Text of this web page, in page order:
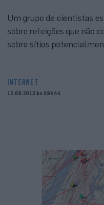
Um grupo de cientistas
sobre refeições que não
sobre sítios
INTERNET
12.08.2013 às 09h44